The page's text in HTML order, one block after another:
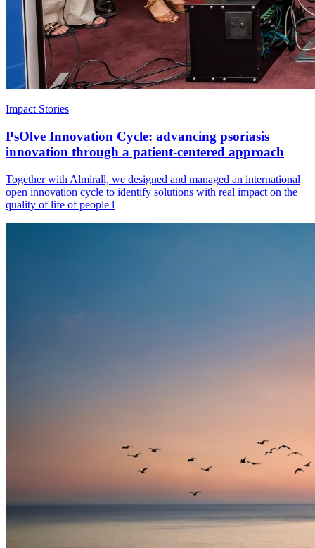
Impact Stories
PsOlve Innovation Cycle: advancing psoriasis
innovation through a patient-centered approach
Together with Almirall, we designed and managed an international
open innovation cycle to identify solutions with real impact on the
quality of life of people l